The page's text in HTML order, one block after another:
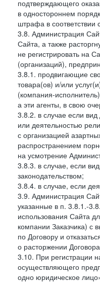
подтверждающего
в одностороннем
штрафа в соответствии
3.8. Администрация
Сайта, а также
не регистрировать на
(организаций),
3.8.1. продвигающие
товара(ов) и/или
(компания-
а эти агенты, в свою
3.8.2. в случае если
или деятельностью
с организацией
распространением
на усмотрение
3.8.3. в случае, если
законодательством;
3.8.4. в случае, если
3.9. Администрация
указанные в п. 3.8.1.-
использования Сайта
компании Заказчика) с
по Договору и
о расторжении
3.10. При регистрации
осуществляющего
одно юридическое